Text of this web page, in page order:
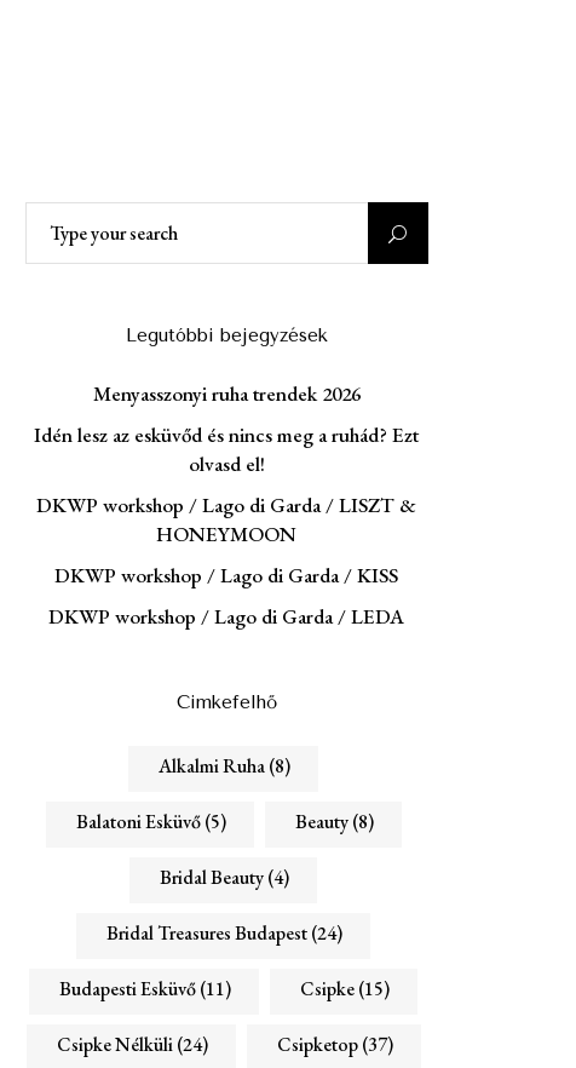
for:
Legutóbbi bejegyzések
Menyasszonyi ruha trendek 2026
Idén lesz az esküvőd és nincs meg a ruhád? Ezt
olvasd el!
DKWP workshop / Lago di Garda / LISZT &
HONEYMOON
DKWP workshop / Lago di Garda / KISS
DKWP workshop / Lago di Garda / LEDA
Cimkefelhő
Alkalmi Ruha(8)
Balatoni Esküvő(5) Beauty(8)
Bridal Beauty(4)
Bridal Treasures Budapest(24)
Budapesti Esküvő(11) Csipke(15)
Csipke Nélküli(24) Csipketop(37)